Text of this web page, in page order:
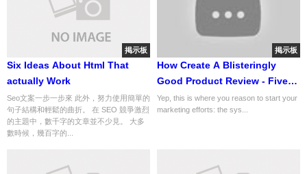
掲示板
Six Ideas About Html That
actually Work
Seo文案一步一步來 此外，努力使用簡單的
句子結構和輕鬆的曲折。 在 SEO 競爭激烈
的主題中，數千字的文章並不少見。 大多
數時候，幾百字的...
掲示板
How Create A Blisteringly
Good Product Review - Five
Tips
Yep, this is where you reason to start your
marketing efforts: the sys...